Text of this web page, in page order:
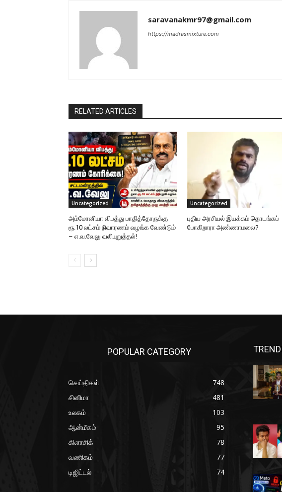
saravanakmr97@gmail.com
https://madrasmixture.com
RELATED ARTICLES
Uncategorized
அம்மோனியா விபத்து பாதித்தோருக்கு
ரூ.10 லட்சம் நிவாரணம் வழங்க வேண்டும்
– எ.வ.வேலு வலியுறுத்தல்!
Uncategorized
புதிய அரசியல் இயக்கம் தொடங்கப்
போகிறாரா அண்ணாமலை?
POPULAR CATEGORY
செய்திகள்
748
சினிமா
481
உலகம்
103
ஆன்மீகம்
95
கிளாசிக்
78
வணிகம்
77
டிஜிட்டல்
74